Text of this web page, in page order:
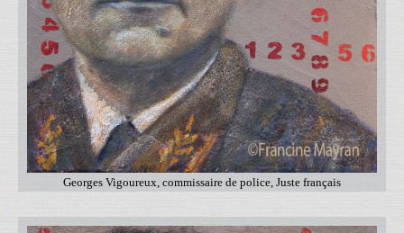
Georges Vigoureux, commissaire de police, Juste français